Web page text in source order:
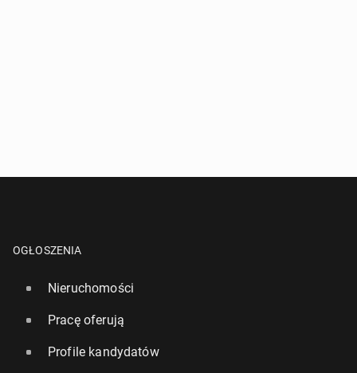
OGŁOSZENIA
Nieruchomości
Pracę oferują
Profile kandydatów